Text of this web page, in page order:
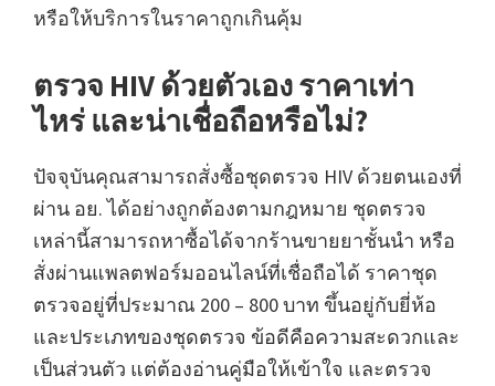
หรือให้บริการในราคาถูกเกินคุ้ม
ตรวจ HIV ด้วยตัวเอง ราคาเท่า
ไหร่ และน่าเชื่อถือหรือไม่?
ปัจจุบันคุณสามารถสั่งซื้อชุดตรวจ HIV ด้วยตนเองที่
ผ่าน อย. ได้อย่างถูกต้องตามกฎหมาย ชุดตรวจ
เหล่านี้สามารถหาซื้อได้จากร้านขายยาชั้นนำ หรือ
สั่งผ่านแพลตฟอร์มออนไลน์ที่เชื่อถือได้ ราคาชุด
ตรวจอยู่ที่ประมาณ 200 – 800 บาท ขึ้นอยู่กับยี่ห้อ
และประเภทของชุดตรวจ ข้อดีคือความสะดวกและ
เป็นส่วนตัว แต่ต้องอ่านคู่มือให้เข้าใจ และตรวจ